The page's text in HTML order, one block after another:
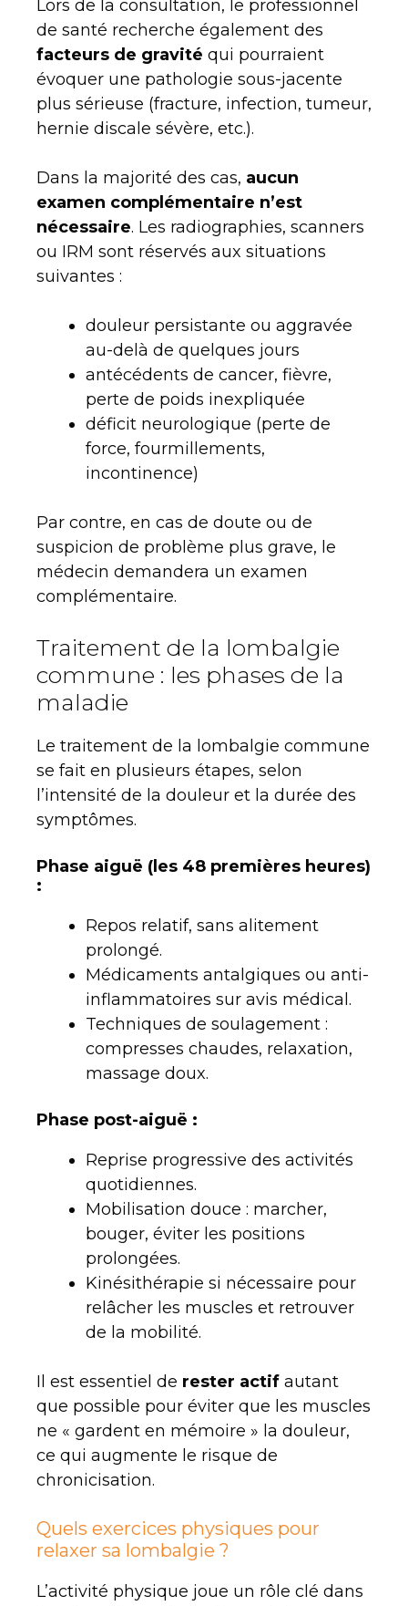
Lors de la consultation, le professionnel
de santé recherche également des
facteurs de gravité qui pourraient
évoquer une pathologie sous-jacente
plus sérieuse (fracture, infection, tumeur,
hernie discale sévère, etc.).
Dans la majorité des cas, aucun
examen complémentaire n’est
nécessaire. Les radiographies, scanners
ou IRM sont réservés aux situations
suivantes :
douleur persistante ou aggravée
au-delà de quelques jours
antécédents de cancer, fièvre,
perte de poids inexpliquée
déficit neurologique (perte de
force, fourmillements,
incontinence)
Par contre, en cas de doute ou de
suspicion de problème plus grave, le
médecin demandera un examen
complémentaire.
Traitement de la lombalgie
commune : les phases de la
maladie
Le traitement de la lombalgie commune
se fait en plusieurs étapes, selon
l’intensité de la douleur et la durée des
symptômes.
Phase aiguë (les 48 premières heures)
:
Repos relatif, sans alitement
prolongé.
Médicaments antalgiques ou anti-
inflammatoires sur avis médical.
Techniques de soulagement :
compresses chaudes, relaxation,
massage doux.
Phase post-aiguë :
Reprise progressive des activités
quotidiennes.
Mobilisation douce : marcher,
bouger, éviter les positions
prolongées.
Kinésithérapie si nécessaire pour
relâcher les muscles et retrouver
de la mobilité.
Il est essentiel de rester actif autant
que possible pour éviter que les muscles
ne « gardent en mémoire » la douleur,
ce qui augmente le risque de
chronicisation.
Quels exercices physiques pour
relaxer sa lombalgie ?
L’activité physique joue un rôle clé dans